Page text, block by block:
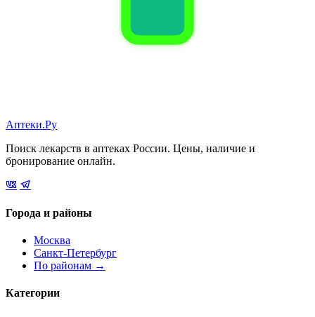
Аптеки.Ру
Поиск лекарств в аптеках России. Цены, наличие и
бронирование онлайн.
Города и районы
Москва
Санкт-Петербург
По районам →
Категории